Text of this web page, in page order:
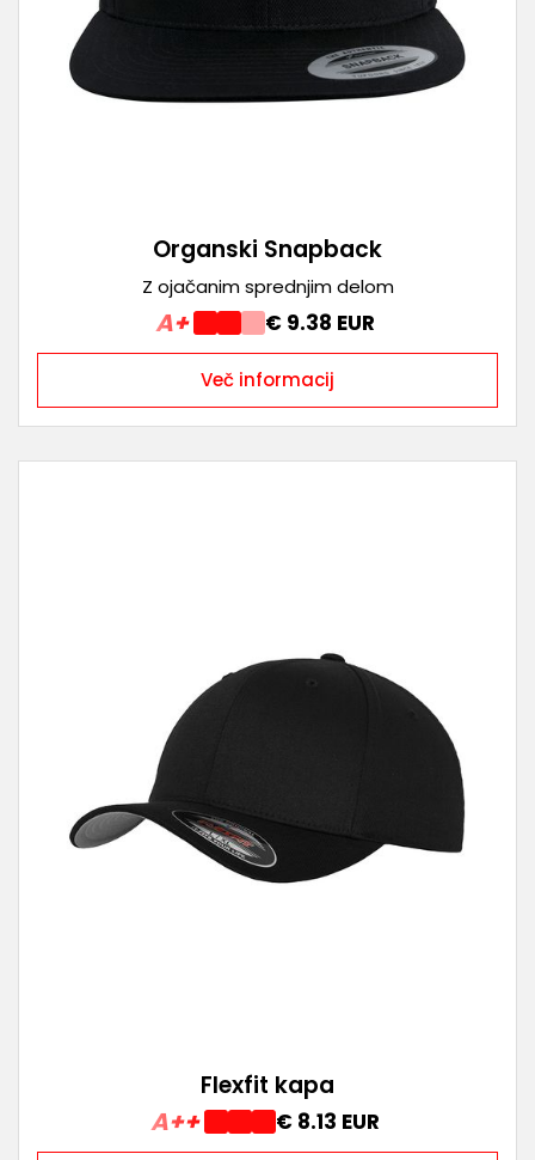
Organski Snapback
Z ojačanim sprednjim delom
A+ € 9.38 EUR
Več informacij
Flexfit kapa
A++ € 8.13 EUR